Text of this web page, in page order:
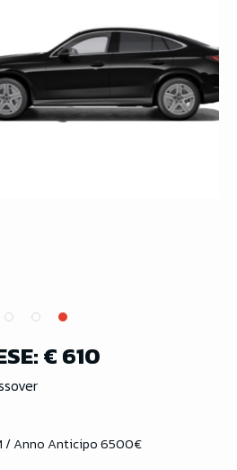
€ 610
/ Anno Anticipo 6500€